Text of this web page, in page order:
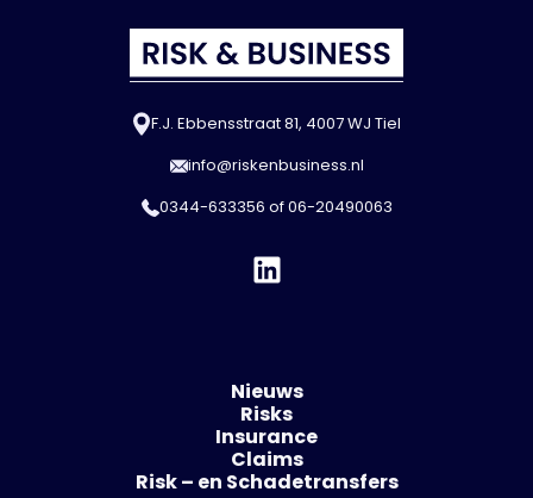
F.J. Ebbensstraat 81, 4007 WJ Tiel
info@riskenbusiness.nl
0344-633356 of06-20490063
Nieuws
Risks
Insurance
Claims
Risk – en Schadetransfers